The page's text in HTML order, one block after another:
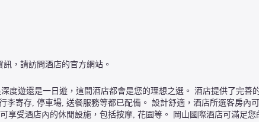
，請訪問酒店的官方網站。
度遊還是一日遊，這間酒店都會是您的理想之選。 酒店提供了完善
李寄存, 停車場, 送餐服務等都已配備。 設計舒適，酒店所選客房內
享受酒店內的休閒設施，包括按摩, 花園等。 岡山國際酒店可滿足